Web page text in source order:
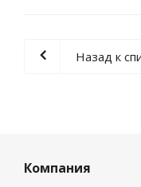
Назад к
Компания